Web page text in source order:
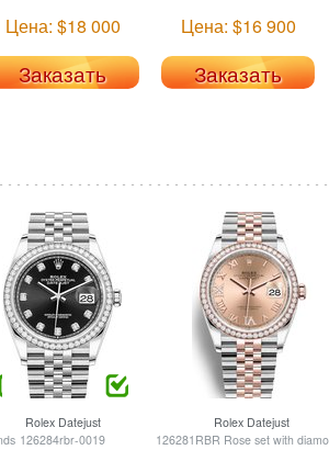
Цена: $18 000
Заказать
Цена: $16 900
Заказать
RolexDatejust
126284rbr-0019
Rolex Datejust
126281RBR Rose set with